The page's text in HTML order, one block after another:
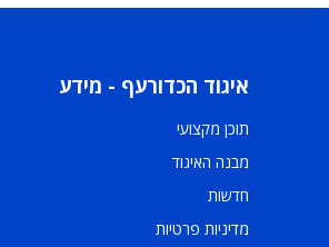
איגוד הכדורעף - מידע
תוכן מקצועי
מבנה האיגוד
חדשות
מדיניות פרטיות